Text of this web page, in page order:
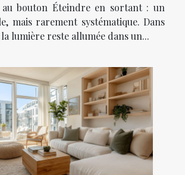
au bouton Éteindre en sortant : un
mais rarement systématique. Dans
lumière reste allumée dans un...